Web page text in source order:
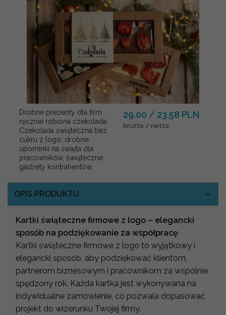
Drobne prezenty dla firm
ręcznie robiona czekolada,
Czekolada świąteczna bez
cukru z logo, drobne
upominki na święta dla
pracowników, świąteczne
gadżety kontrahentów,
29.00 / 23.58 PLN
brutto / netto
OPIS PRODUKTU
Kartki świąteczne firmowe z logo – elegancki
sposób na podziękowanie za współpracę
Kartki świąteczne firmowe z logo to wyjątkowy i
elegancki sposób, aby podziękować klientom,
partnerom biznesowym i pracownikom za wspólnie
spędzony rok. Każda kartka jest wykonywana na
indywidualne zamówienie, co pozwala dopasować
projekt do wizerunku Twojej firmy.